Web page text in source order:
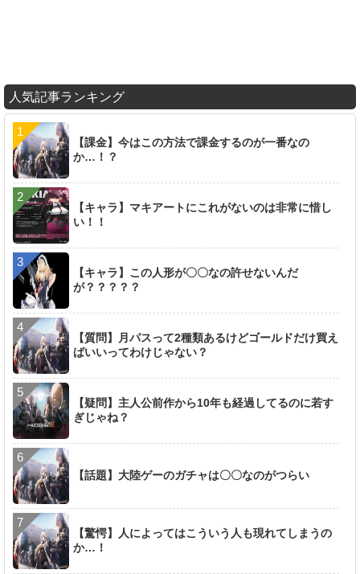
人気記事ランキング
【課金】今はこの方法で課金するのが一番なの
か…！？
【キャラ】マキアートにこれがないのは非常に惜し
い！！
【キャラ】この人形が〇〇なの許せないんだ
が？？？？？
【質問】月パスって2種類あるけどゴールドだけ買え
ばいいってわけじゃない？
【疑問】主人公前作から10年も経過してるのに若す
ぎじゃね？
【話題】大陸ゲーのガチャは〇〇なのがつらい
【驚愕】人によってはこういう人も現れてしまうの
か…！